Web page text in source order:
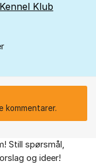
Klub
Still spørsmål,
og ideer!